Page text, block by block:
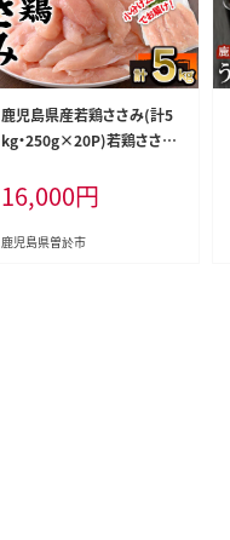
鹿児島県産若鶏ささみ(計5
kg・250g×20P)若鶏ささみ
01
16,000円
鹿児島県曽於市